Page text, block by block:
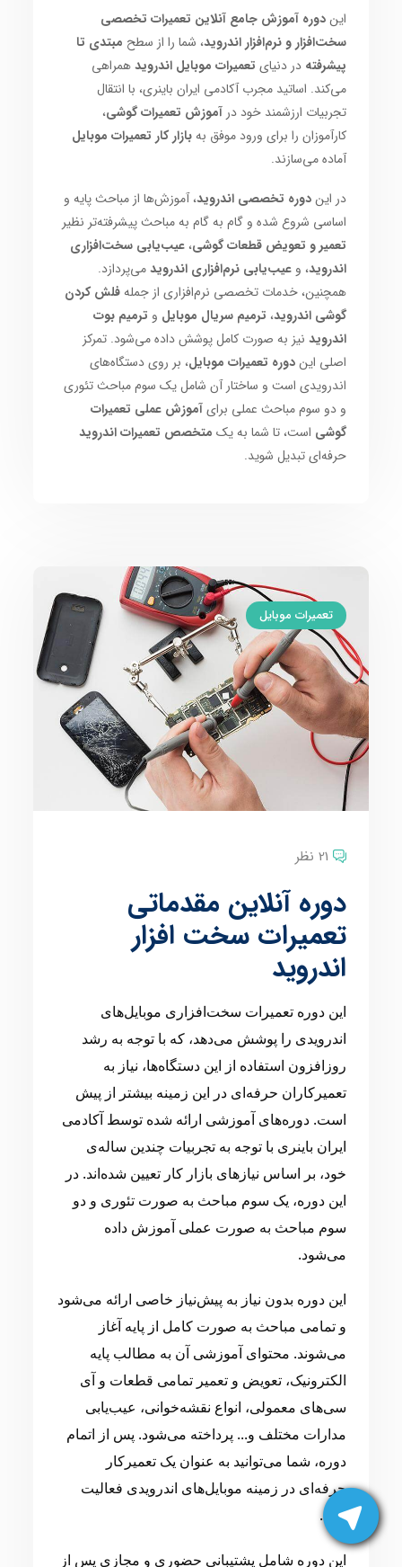
ایندوره آموزش جامع آنلاین تعمیرات تخصصی
سخت‌افزار و نرم‌افزار اندروید، شما را از سطح مبتدی تا
پیشرفته در دنیای تعمیرات موبایل اندرویدهمراهی
می‌کند. اساتید مجرب آکادمی ایران باینری، با انتقال
تجربیات ارزشمند خود درآموزش تعمیرات گوشی،
کارآموزان را برای ورود موفق بهبازار کار تعمیرات موبایل
آماده می‌سازند.
در ایندوره تخصصی اندروید، آموزش‌ها از مباحث پایه و
اساسی شروع شده و گام به گام به مباحث پیشرفته‌تر نظیر
تعمیر و تعویض قطعات گوشی،عیب‌یابی سخت‌افزاری
اندروید، وعیب‌یابی نرم‌افزاری اندرویدمی‌پردازد.
همچنین، خدمات تخصصی نرم‌افزاری از جملهفلش کردن
گوشی اندروید، ترمیم سریال موبایل و ترمیم بوت
اندروید نیز به صورت کامل پوشش داده می‌شود. تمرکز
اصلی ایندوره تعمیرات موبایل، بر روی دستگاه‌های
اندرویدی است و ساختار آن شامل یک سوم مباحث تئوری
و دو سوم مباحث عملی برایآموزش عملی تعمیرات
گوشی است، تا شما به یک متخصص تعمیرات اندروید
حرفه‌ای تبدیل شوید.
تعمیرات موبایل
21 نظر
دوره آنلاین مقدماتی
تعمیرات سخت افزار
اندروید
این دوره تعمیرات سخت‌افزاری موبایل‌های
اندرویدی را پوشش می‌دهد، که با توجه به رشد
روزافزون استفاده از این دستگاه‌ها، نیاز به
تعمیرکاران حرفه‌ای در این زمینه بیشتر از پیش
است. دوره‌های آموزشی ارائه شده توسط آکادمی
ایران باینری با توجه به تجربیات چندین ساله‌ی
خود، بر اساس نیازهای بازار کار تعیین شده‌اند. در
این دوره، یک سوم مباحث به صورت تئوری و دو
سوم مباحث به صورت عملی آموزش داده
می‌شود.
این دوره بدون نیاز به پیش‌نیاز خاصی ارائه می‌شود
و تمامی مباحث به صورت کامل از پایه آغاز
می‌شوند. محتوای آموزشی آن به مطالب پایه
الکترونیک، تعویض و تعمیر تمامی قطعات و آی
سی‌های معمولی، انواع نقشه‌خوانی، عیب‌یابی
مدارات مختلف و... پرداخته می‌شود. پس از اتمام
دوره، شما می‌توانید به عنوان یک تعمیرکار
حرفه‌ای در زمینه موبایل‌های اندرویدی فعالیت
کنید.
این دوره شامل پشتیبانی حضوری و مجازی پس از